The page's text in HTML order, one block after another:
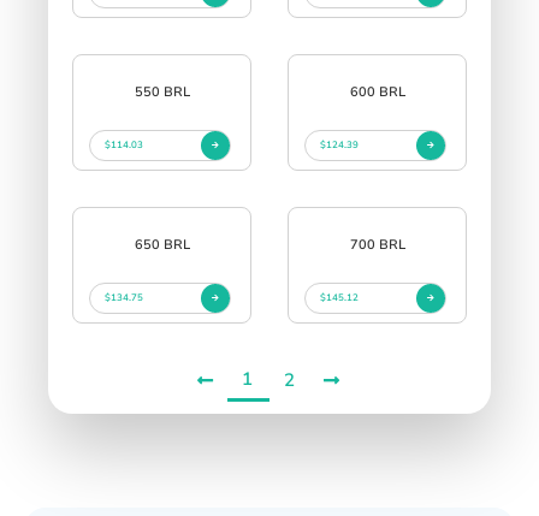
550 BRL
$114.03
600 BRL
$124.39
650 BRL
$134.75
700 BRL
$145.12
1 2